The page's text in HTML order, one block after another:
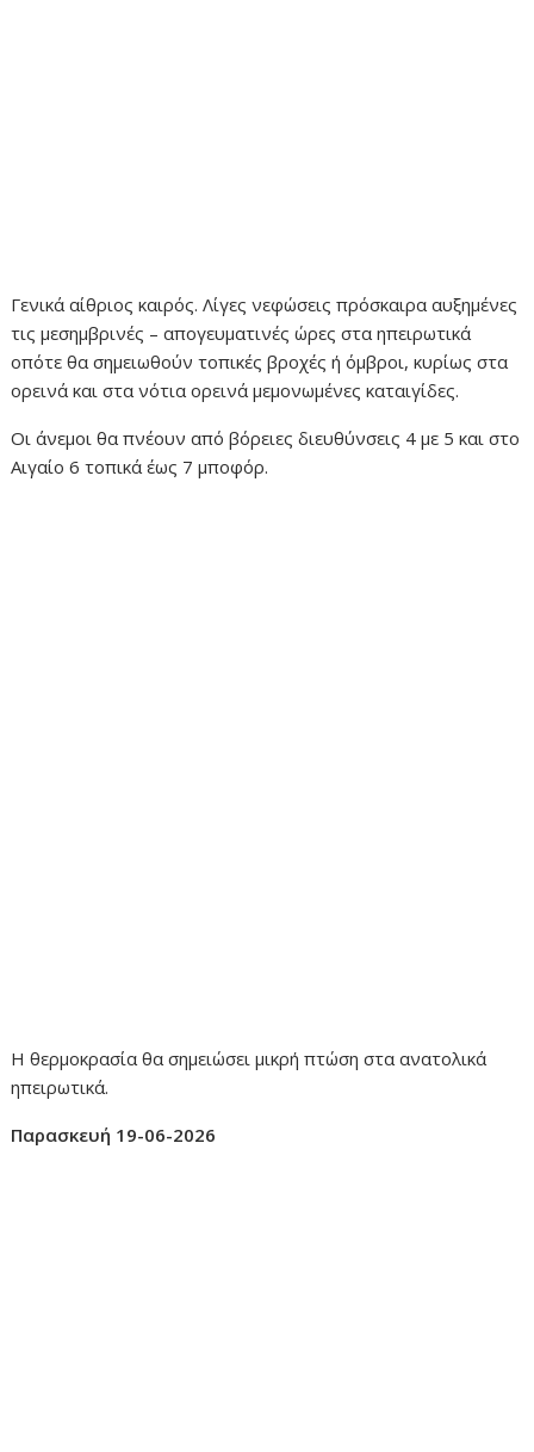
Γενικά αίθριος καιρός. Λίγες νεφώσεις πρόσκαιρα αυξημένες
τις μεσημβρινές – απογευματινές ώρες στα ηπειρωτικά
οπότε θα σημειωθούν τοπικές βροχές ή όμβροι, κυρίως στα
ορεινά και στα νότια ορεινά μεμονωμένες καταιγίδες.
Οι άνεμοι θα πνέουν από βόρειες διευθύνσεις 4 με 5 και στο
Αιγαίο 6 τοπικά έως 7 μποφόρ.
Η θερμοκρασία θα σημειώσει μικρή πτώση στα ανατολικά
ηπειρωτικά.
Παρασκευή 19-06-2026